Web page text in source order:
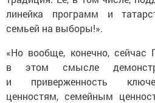
линейка программ и
семьей на выборы!».
«Но вообще, конечно, сейчас
в этом смысле
и приверженность
ценностям, семейным